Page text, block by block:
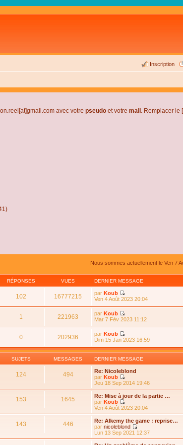
Inscription
avec votre pseudo et votre mail . Remplacer le
Nous sommes actuellement le Ven 7
RÉPONSES VUES DERNIER MESSAGE
102 16777215 par Koub
C
u
l
e
l
e
d
e
n
r
m
e
s
a
g
e
Ven 4 Août 2023 20:04
1 221963 par Koub
C
u
l
t
e
r
l
d
e
r
i
e
r
m
e
s
s
Mar 7 Fév 2023 11:12
0 202936 par Koub
C
n
s
u
l
t
e
r
e
e
r
n
i
e
r
Dim 15 Jan 2023 16:59
SUJETS MESSAGES DERNIER MESSAGE
124 494
Re: Nicoleblond
par Koub
C
o
n
s
u
l
e
r
l
Jeu 18 Sep 2014 19:46
153 1645
Re: Mise à jour de la partie …
par Koub
C
o
n
s
u
l
t
Ven 4 Août 2023 20:04
143 446
Re: Alkemy the game : reprise…
par nicoleblond
C
o
n
Lun 13 Sep 2021 12:37